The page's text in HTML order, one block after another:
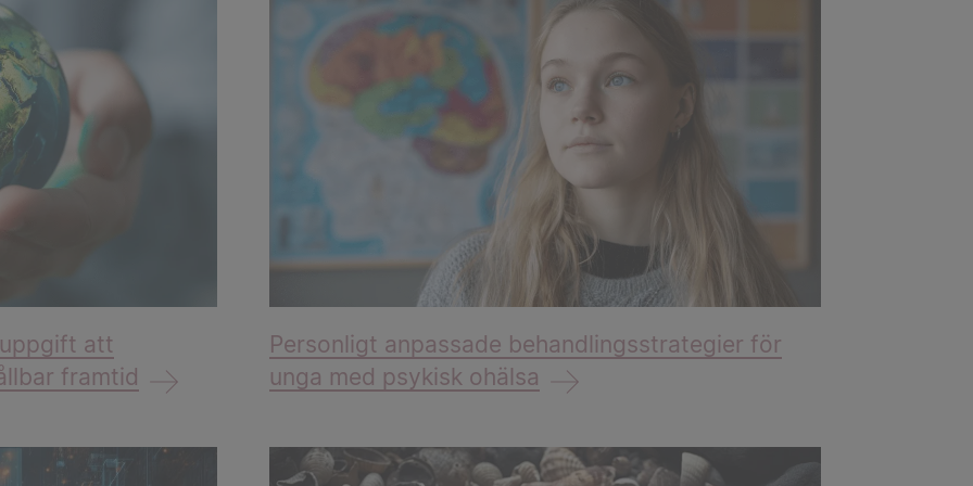
att
framtid
Personligt anpassade behandlingsstrategier för
unga med psykisk ohälsa